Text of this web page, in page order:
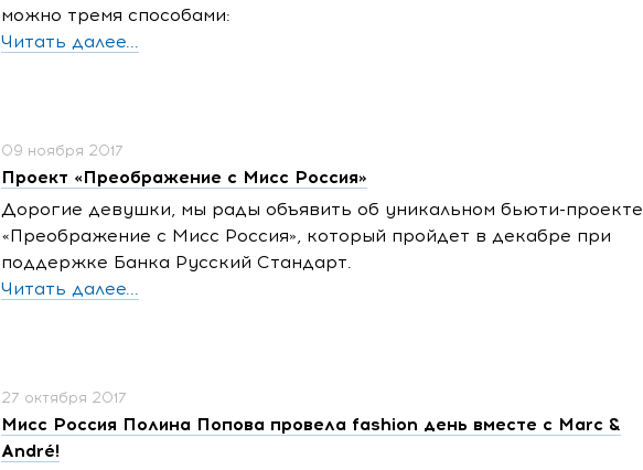
можно тремя способами:
Читать далее...
09 ноября 2017
Проект «Преображение с Мисс Россия»
Дорогие девушки, мы рады объявить об уникальном бьюти-проекте
«Преображение с Мисс Россия», который пройдет в декабре при
поддержке Банка Русский Стандарт.
Читать далее...
27 октября 2017
Мисс Россия Полина Попова провела fashion день вместе с Marc &
André!